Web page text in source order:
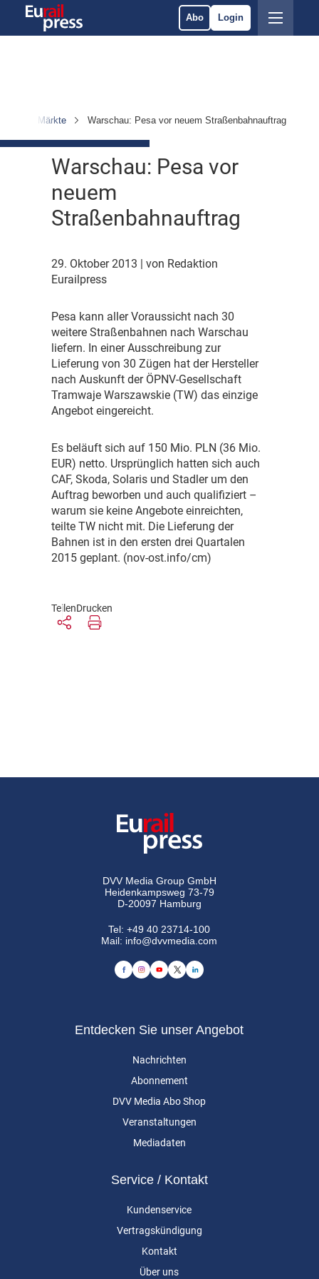
Abo Login
& Märkte Warschau: Pesa vor neuem Straßenbahnauftrag
Warschau: Pesa vor
neuem
Straßenbahnauftrag
29. Oktober 2013
| von Redaktion
Eurailpress
Pesa kann aller Voraussicht nach 30
weitere Straßenbahnen nach Warschau
liefern. In einer Ausschreibung zur
Lieferung von 30 Zügen hat der Hersteller
nach Auskunft der ÖPNV-Gesellschaft
Tramwaje Warszawskie (TW) das einzige
Angebot eingereicht.
Es beläuft sich auf 150 Mio. PLN (36 Mio.
EUR) netto. Ursprünglich hatten sich auch
CAF, Skoda, Solaris und Stadler um den
Auftrag beworben und auch qualifiziert –
warum sie keine Angebote einreichten,
teilte TW nicht mit. Die Lieferung der
Bahnen ist in den ersten drei Quartalen
2015 geplant. (nov-ost.info/cm)
TeilenDrucken
DVV Media Group GmbH
Heidenkampsweg 73-79
D-20097 Hamburg
Tel:+49 40 23714-100
Mail: info@dvvmedia.com
Entdecken Sie unser Angebot
Nachrichten
Abonnement
DVV Media Abo Shop
Veranstaltungen
Mediadaten
Service / Kontakt
Kundenservice
Vertragskündigung
Kontakt
Über uns